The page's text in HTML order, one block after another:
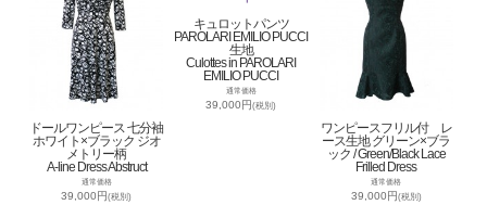
ドールワンピース 七分袖
ホワイト×ブラック ジオ
メトリー柄
A-line Dress Abstruct
通常価格
39,000円(税別)
キュロットパンツ
PAROLARI EMILIO PUCCI
生地
Culottes in PAROLARI
EMILIO PUCCI
通常価格
39,000円(税別)
ワンピースフリル付 レ
ース生地 グリーン×ブラ
ック / Green/Black Lace
Frilled Dress
通常価格
39,000円 (税別)